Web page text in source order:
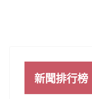
新聞排行榜